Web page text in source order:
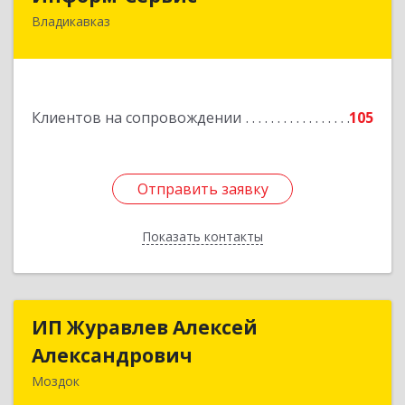
Владикавказ
Клиентов на сопровождении 105
Отправить заявку
Показать контакты
362020, Северная Осетия - Алания Респ,
Отправить заявку
Назад
ИП Журавлев Алексей
Александрович
Моздок
ИП Журавлев Алексей